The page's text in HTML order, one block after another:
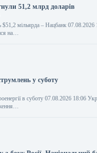
51,2 млрд доларів
$51,2 мільярда – Нацбанк
на…
у суботу
в суботу 07.08.2026 18:06